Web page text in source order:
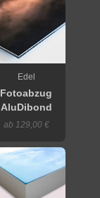
Edel
Fotoabzug
AluDibond
ab 129,00 €